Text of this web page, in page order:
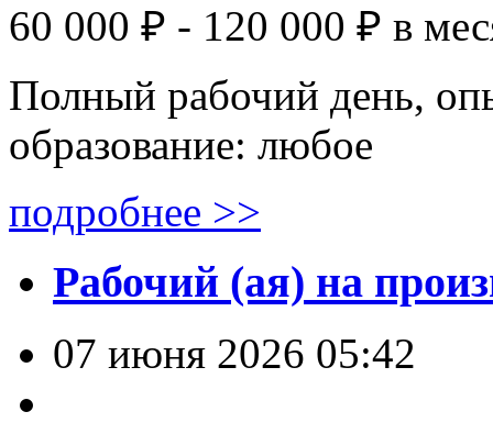
60 000 ₽ - 120 000 ₽ в
Полный рабочий день,
образование: любое
подробнее >>
Рабочий (ая) на
07 июня 2026 05:42